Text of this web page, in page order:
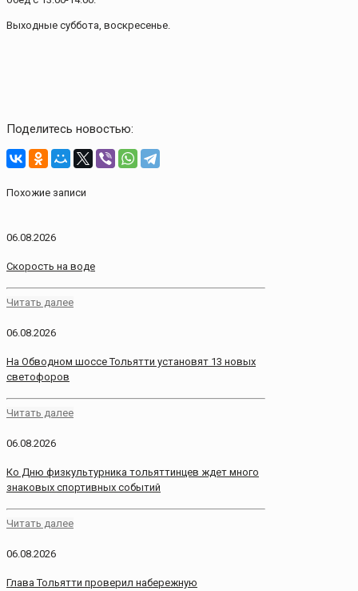
Выходные суббота, воскресенье.
Поделитесь новостью:
Похожие записи
06.08.2026
Скорость на воде
Читать далее
06.08.2026
На Обводном шоссе Тольятти установят 13 новых
светофоров
Читать далее
06.08.2026
Ко Дню физкультурника тольяттинцев ждет много
знаковых спортивных событий
Читать далее
06.08.2026
Глава Тольятти проверил набережную